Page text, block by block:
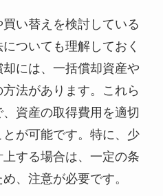
い替えを検討している
ついても理解しておく
には、一括償却資産や
法があります。これら
資産の取得費用を適切
が可能です。特に、少
する場合は、一定の条
、注意が必要です。